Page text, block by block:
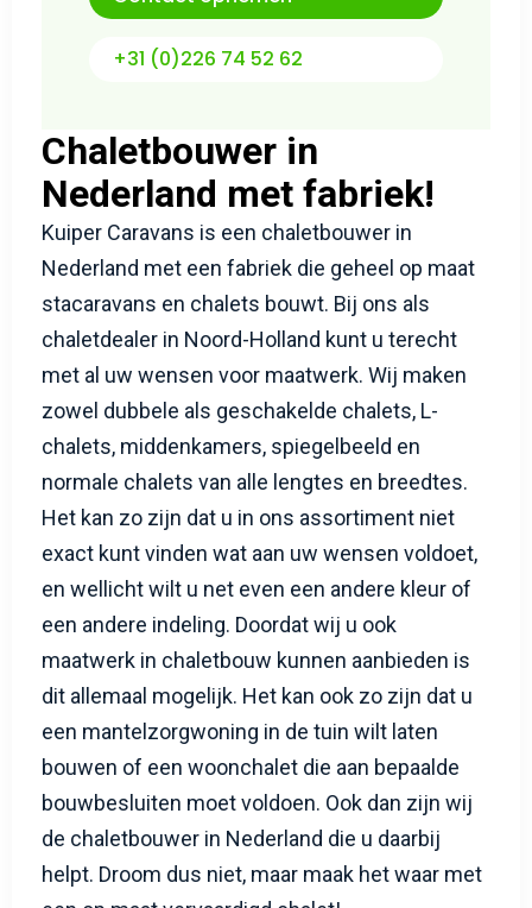
Nederland met fabriek!
Kuiper Caravans is een chaletbouwer in
Nederland met een fabriek die geheel op maat
stacaravans en chalets bouwt. Bij ons als
chaletdealer in Noord-Holland kunt u terecht
met al uw wensen voor maatwerk. Wij maken
zowel dubbele als geschakelde chalets, L-
chalets, middenkamers, spiegelbeeld en
normale chalets van alle lengtes en breedtes.
Het kan zo zijn dat u in ons assortiment niet
exact kunt vinden wat aan uw wensen voldoet,
en wellicht wilt u net even een andere kleur of
een andere indeling. Doordat wij u ook
maatwerk in chaletbouw kunnen aanbieden is
dit allemaal mogelijk. Het kan ook zo zijn dat u
een mantelzorgwoning in de tuin wilt laten
bouwen of een woonchalet die aan bepaalde
bouwbesluiten moet voldoen. Ook dan zijn wij
de chaletbouwer in Nederland die u daarbij
helpt. Droom dus niet, maar maak het waar met
een op maat vervaardigd chalet!
+31 (0)226 74 52 62